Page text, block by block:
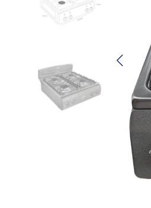
Colchones
Sonido
Combos
Herramientas
Cuidado